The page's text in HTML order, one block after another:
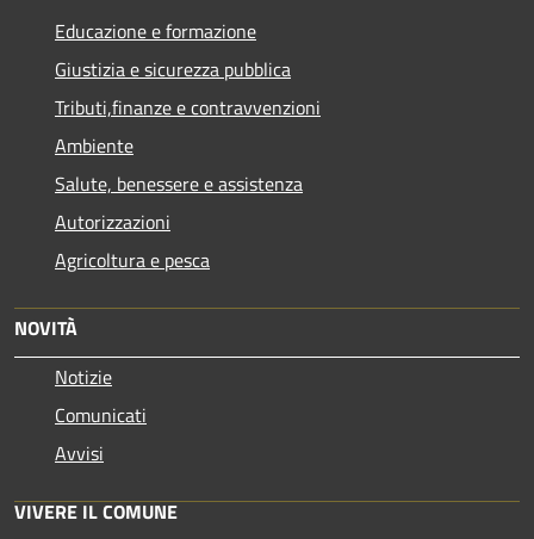
Educazione e formazione
Giustizia e sicurezza pubblica
Tributi,finanze e contravvenzioni
Ambiente
Salute, benessere e assistenza
Autorizzazioni
Agricoltura e pesca
NOVITÀ
Notizie
Comunicati
Avvisi
VIVERE IL COMUNE